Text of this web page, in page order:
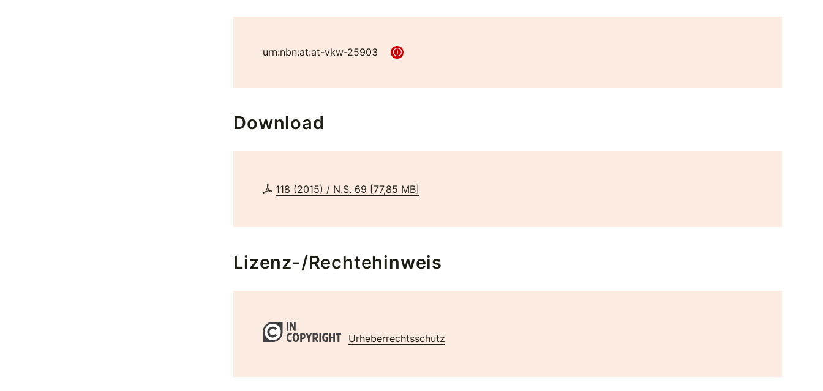
urn:nbn:at:at-vkw-25903
Download
118 (2015) / N.S. 69 [77,85 MB]
Lizenz-/Rechtehinweis
Urheberrechtsschutz